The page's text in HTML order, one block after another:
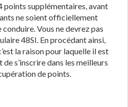
points supplémentaires, avant
ne soient officiellement
Vous ne devrez pas
48SI. En procédant ainsi,
la raison pour laquelle il est
s’inscrire dans les meilleurs
de points.